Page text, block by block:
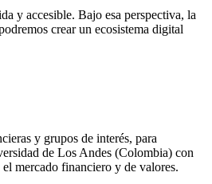
y accesible. Bajo esa perspectiva, la
crear un ecosistema digital
y grupos de interés, para
de Los Andes (Colombia) con
mercado financiero y de valores.